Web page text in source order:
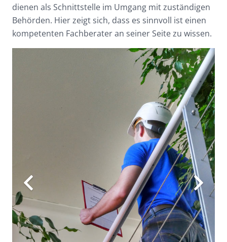
dienen als Schnittstelle im Umgang mit zuständigen
Behörden. Hier zeigt sich, dass es sinnvoll ist einen
kompetenten Fachberater an seiner Seite zu wissen.